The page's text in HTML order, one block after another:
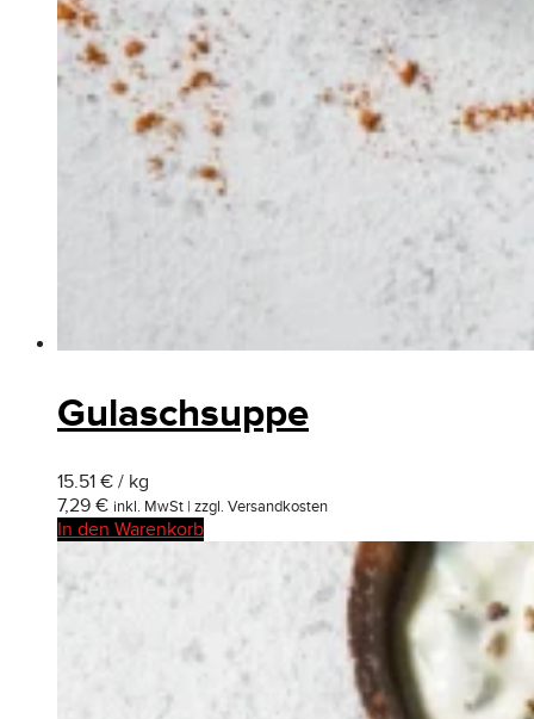
Gulaschsuppe
15.51 € / kg
7,29 € inkl. MwSt | zzgl. Versandkosten
In den Warenkorb